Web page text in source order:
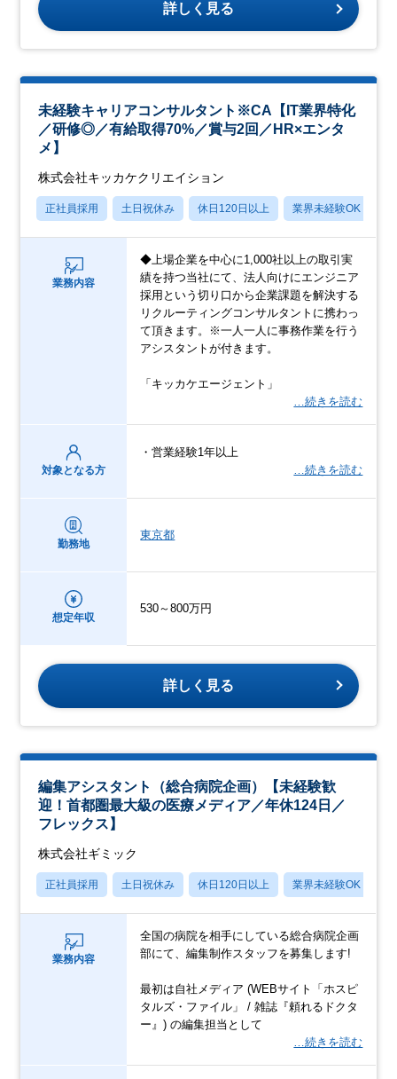
詳しく見る
未経験キャリアコンサルタント※CA【IT業界特化
／研修◎／有給取得70%／賞与2回／HR×エンタ
メ】
株式会社キッカケクリエイション
正社員採用 土日祝休み 休日120日以上 業界未経験OK
業務内容
◆上場企業を中心に1,000社以上の取引実
績を持つ当社にて、法人向けにエンジニア
採用という切り口から企業課題を解決する
リクルーティングコンサルタントに携わっ
て頂きます。※一人一人に事務作業を行う
アシスタントが付きます。
「キッカケエージェント」
…続きを読む
対象となる方
・営業経験1年以上
…続きを読む
勤務地
東京都
想定年収
530～800万円
詳しく見る
編集アシスタント（総合病院企画）【未経験歓
迎！首都圏最大級の医療メディア／年休124日／
フレックス】
株式会社ギミック
正社員採用 土日祝休み 休日120日以上 業界未経験OK
業務内容
全国の病院を相手にしている総合病院企画
部にて、編集制作スタッフを募集します!
最初は自社メディア (WEBサイト「ホスピ
タルズ・ファイル」 / 雑誌『頼れるドクタ
ー』) の編集担当として
…続きを読む